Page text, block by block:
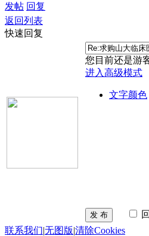
发帖 回复
返回列表
快速回复
您目前还是游
进入高级模式
文字颜色
发 布
联系我们|无图版|清除Cookies